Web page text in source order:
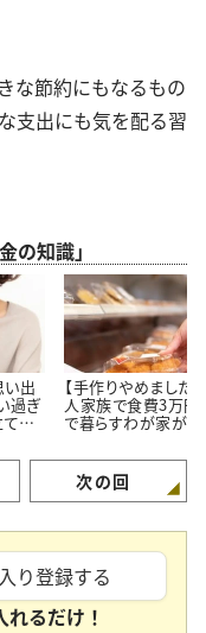
な節約にもなるもの
支出にも気を配る習
の知識」
出
過ぎ
直
【手作りやめました】
人家族で食費3万円
で暮らすわが家が「
3つ」
次の回
り登録する
れるだけ！